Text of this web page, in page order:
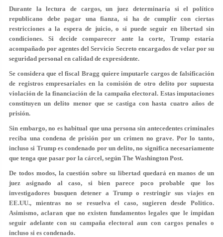
Durante la lectura de cargos, un juez determinaría si el político
republicano debepagar una fianza, si ha de cumplir con ciertas
restricciones a la espera de juicio, o si puedeseguir en libertad sin
condiciones. Si decide comparecer ante la corte, Trump estaría
acompañado por agentes del Servicio Secreto encargados de velar por su
seguridad personal en calidad de expresidente.
Se considera que el fiscal Bragg quiere imputarle cargos de falsificación
de registros empresariales en la comisión de otro delito por supuesta
violación de la financiación de la campaña electoral. Estas imputaciones
constituyen un delito menor que se castiga con hasta cuatro años de
prisión.
Sin embargo, no es habitual que una persona sin antecedentes criminales
reciba una condena de prisión por un crimen no grave. Por lo tanto,
incluso si Trump es condenado por un delito, no significa necesariamente
que tenga que pasar por la cárcel, según The Washington Post.
De todos modos, la cuestión sobre su libertad quedará en manos de un
juez asignado al caso, si bien parece poco probable que los
investigadores busquen detener a Trumpo restringir sus viajes en
EE.UU., mientras no se resuelva el caso, sugieren desde Politico.
Asimismo, aclaran que no existen fundamentos legales que le impidan
seguir adelante con su campaña electoral aun con cargos penales o
incluso si es condenado.